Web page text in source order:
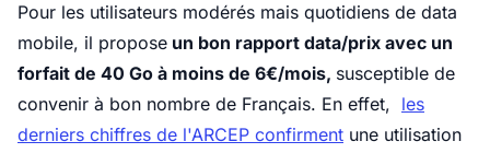
Pour les utilisateurs modérés mais quotidiens de data
mobile, il propose un bon rapport data/prix avec un
forfait de 40 Go à moins de 6€/mois, susceptible de
convenir à bon nombre de Français. En effet, les
derniers chiffres de l'ARCEP confirment une utilisation